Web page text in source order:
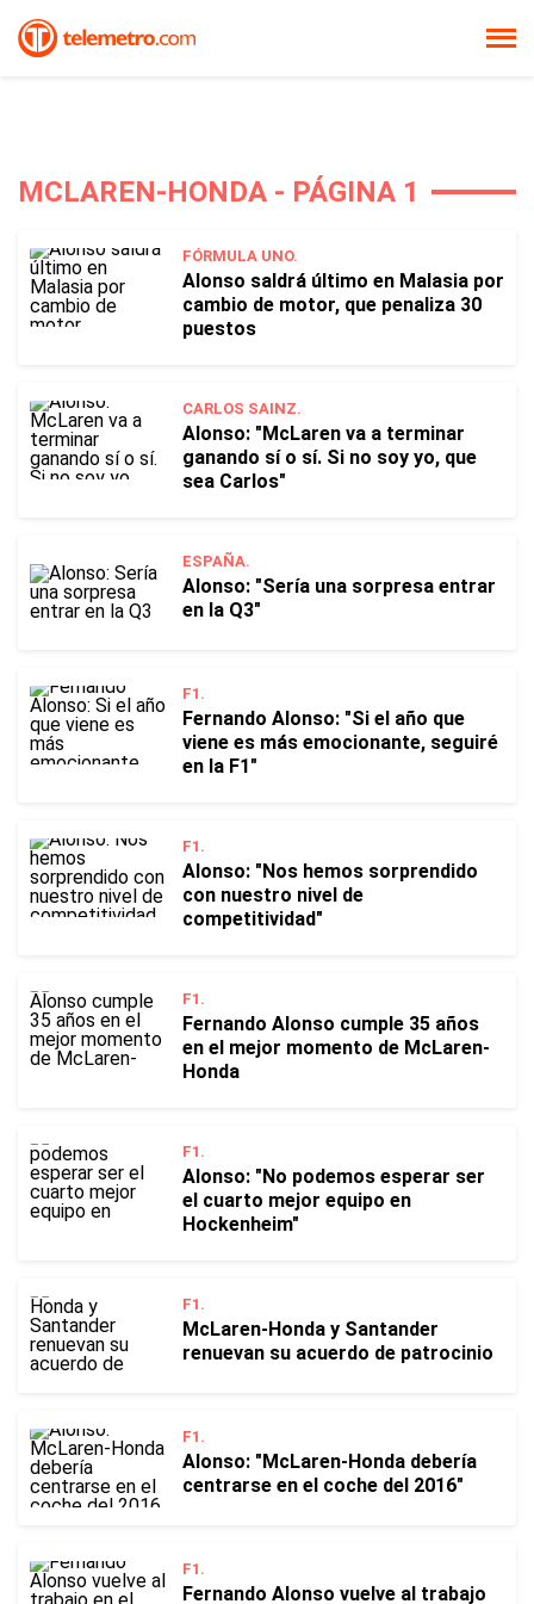
MCLAREN-HONDA - PÁGINA 1
FÓRMULA UNO.
Alonso saldrá último en Malasia por
cambio de motor, que penaliza 30
puestos
CARLOS SAINZ.
Alonso: "McLaren va a terminar
ganando sí o sí. Si no soy yo, que
sea Carlos"
ESPAÑA.
Alonso: "Sería una sorpresa entrar
en la Q3"
F1.
Fernando Alonso: "Si el año que
viene es más emocionante, seguiré
en la F1"
F1.
Alonso: "Nos hemos sorprendido
con nuestro nivel de
competitividad"
F1.
Fernando Alonso cumple 35 años
en el mejor momento de McLaren-
Honda
F1.
Alonso: "No podemos esperar ser
el cuarto mejor equipo en
Hockenheim"
F1.
McLaren-Honda y Santander
renuevan su acuerdo de patrocinio
F1.
Alonso: "McLaren-Honda debería
centrarse en el coche del 2016"
F1.
Fernando Alonso vuelve al trabajo